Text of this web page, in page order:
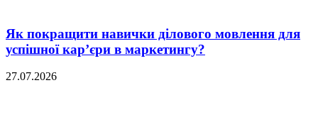
Як покращити навички ділового мовлення для
успішної кар’єри в маркетингу?
27.07.2026